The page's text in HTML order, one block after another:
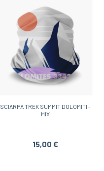
SCIARPA TREK SUMMIT DOLOMITI -
MIX
15,00 €